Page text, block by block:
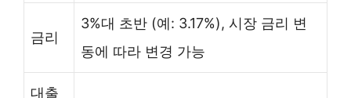
금리
3%대 초반 (예: 3.17%), 시장 금리 변
동에 따라 변경 가능
대출